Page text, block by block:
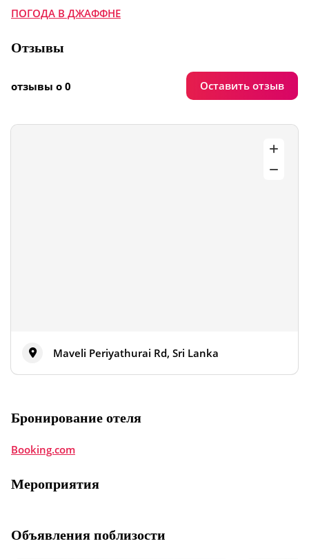
ПОГОДА В ДЖАФФНЕ
Отзывы
отзывы о 0 Оставить отзыв
Maveli Periyathurai Rd, Sri Lanka
Бронирование отеля
Booking.com
Мероприятия
Объявления поблизости